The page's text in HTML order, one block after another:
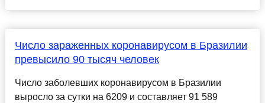
Число зараженных коронавирусом в Бразилии
превысило 90 тысяч человек
Число заболевших коронавирусом в Бразилии
выросло за сутки на 6209 и составляет 91 589